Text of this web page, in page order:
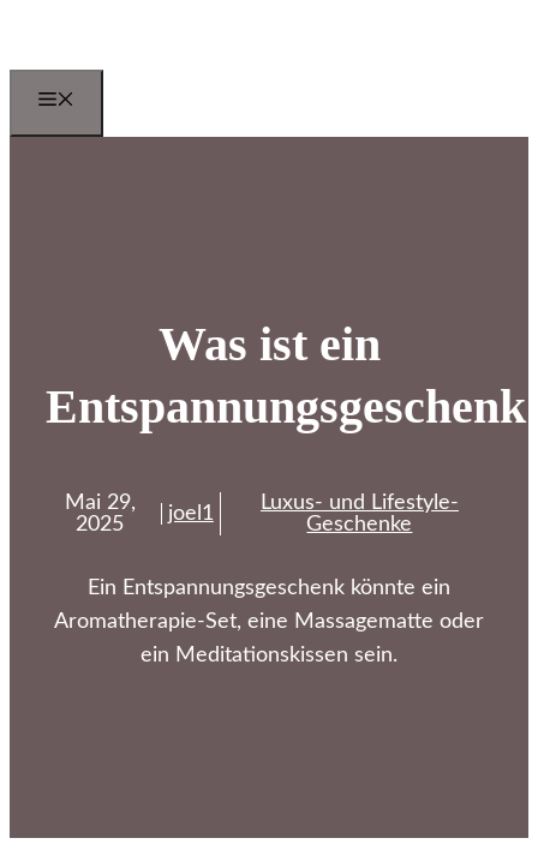
springen
Was ist ein
Mai 29,
2025
joel1
Luxus- und Lifestyle-
Geschenke
Ein Entspannungsgeschenk könnte ein
Aromatherapie-Set, eine Massagematte oder
ein Meditationskissen sein.